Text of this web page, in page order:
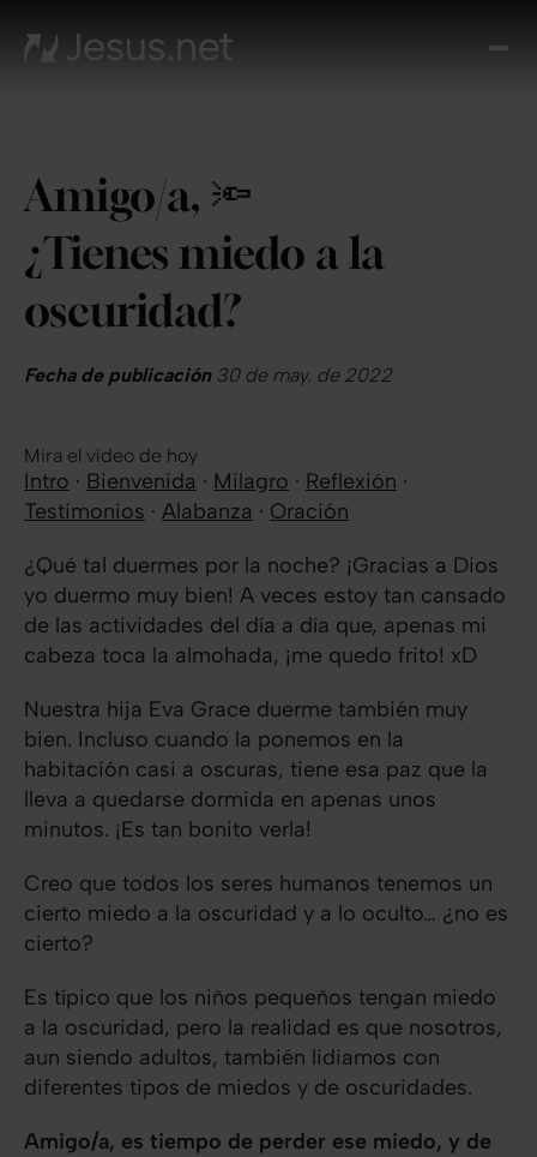
Amigo/a, 🔦
¿Tienes miedo a la
oscuridad?
Fecha de publicación30 de may. de 2022
Mira el vídeo de hoy
Intro · Bienvenida · Milagro · Reflexión ·
Testimonios · Alabanza · Oración
¿Qué tal duermes por la noche? ¡Gracias a Dios
yo duermo muy bien! A veces estoy tan cansado
de las actividades del día a día que, apenas mi
cabeza toca la almohada, ¡me quedo frito! xD
Nuestra hija Eva Grace duerme también muy
bien. Incluso cuando la ponemos en la
habitación casi a oscuras, tiene esa paz que la
lleva a quedarse dormida en apenas unos
minutos. ¡Es tan bonito verla!
Creo que todos los seres humanos tenemos un
cierto miedo a la oscuridad y a lo oculto… ¿no es
cierto?
Es típico que los niños pequeños tengan miedo
a la oscuridad, pero la realidad es que nosotros,
aun siendo adultos, también lidiamos con
diferentes tipos de miedos y de oscuridades.
Amigo/a, es tiempo de perder ese miedo, y de